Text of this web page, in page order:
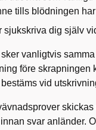
tills blödningen
sjukskriva dig själv
vanligtvis
före skrapningen
vid
svar anländer.